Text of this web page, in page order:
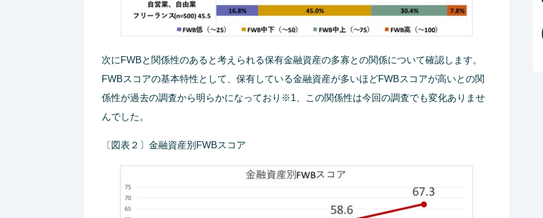
次にFWBと関係性のあると考えられる保有金融資産の多寡との関係について確認します。
FWBスコアの基本特性として、保有している金融資産が多いほどFWBスコアが高いとの関
係性が過去の調査から明らかになっており※1、この関係性は今回の調査でも変化ありませ
んでした。
〔図表２〕金融資産別FWBスコア